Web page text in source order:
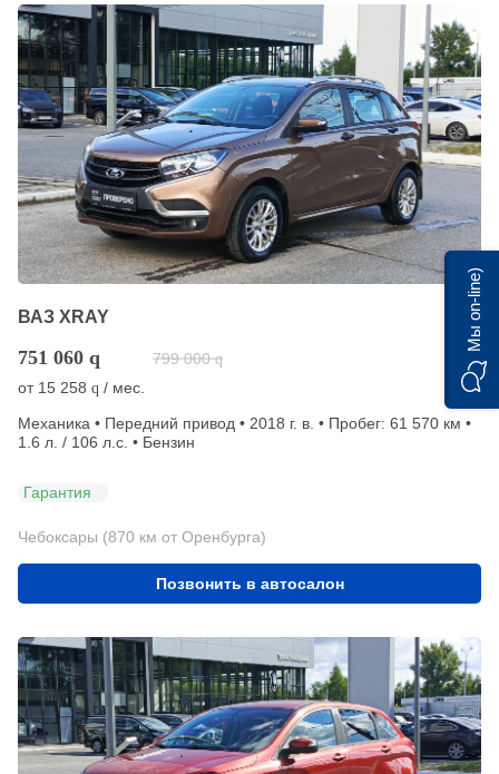
ВАЗ XRAY
751 060 q 799 000 q
от 15 258 q / мес.
Механика • Передний привод • 2018 г. в. • Пробег: 61 570 км •
1.6 л. / 106 л.с. • Бензин
Гарантия
Чебоксары (870 км от Оренбурга)
Позвонить в автосалон
Мы on-line)